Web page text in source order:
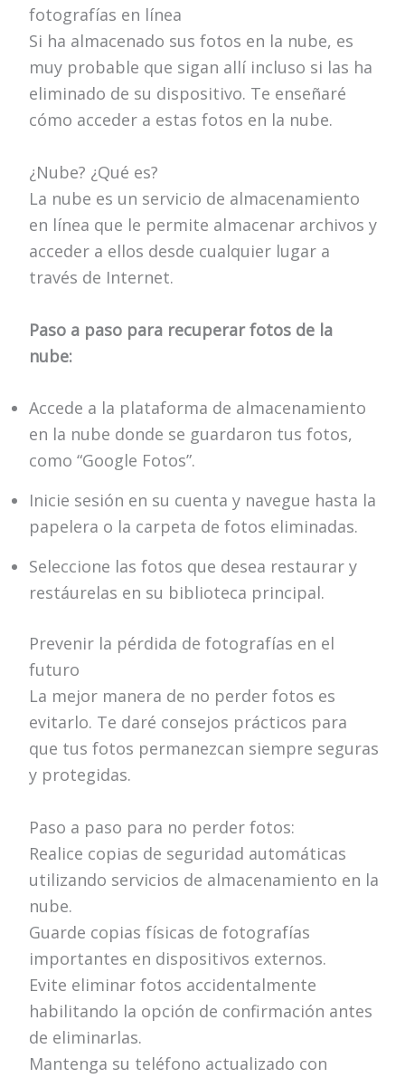
fotografías en línea
Si ha almacenado sus fotos en la nube, es
muy probable que sigan allí incluso si las ha
eliminado de su dispositivo. Te enseñaré
cómo acceder a estas fotos en la nube.
¿Nube? ¿Qué es?
La nube es un servicio de almacenamiento
en línea que le permite almacenar archivos y
acceder a ellos desde cualquier lugar a
través de Internet.
Paso a paso para recuperar fotos de la
nube:
Accede a la plataforma de almacenamiento
en la nube donde se guardaron tus fotos,
como “Google Fotos”.
Inicie sesión en su cuenta y navegue hasta la
papelera o la carpeta de fotos eliminadas.
Seleccione las fotos que desea restaurar y
restáurelas en su biblioteca principal.
Prevenir la pérdida de fotografías en el
futuro
La mejor manera de no perder fotos es
evitarlo. Te daré consejos prácticos para
que tus fotos permanezcan siempre seguras
y protegidas.
Paso a paso para no perder fotos:
Realice copias de seguridad automáticas
utilizando servicios de almacenamiento en la
nube.
Guarde copias físicas de fotografías
importantes en dispositivos externos.
Evite eliminar fotos accidentalmente
habilitando la opción de confirmación antes
de eliminarlas.
Mantenga su teléfono actualizado con